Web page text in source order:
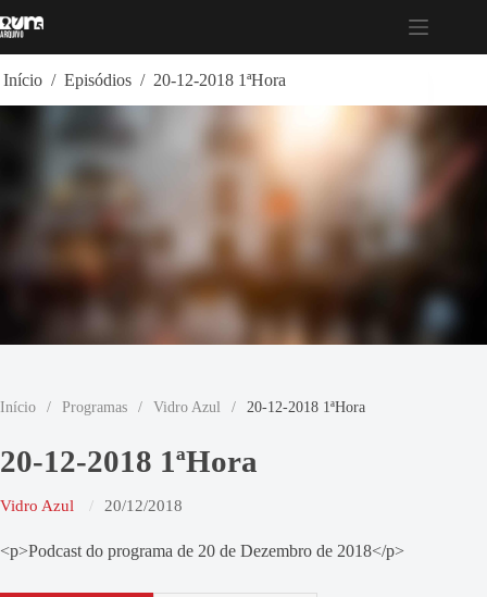
para
Início / Episódios / 20-12-2018 1ªHora
Início / Programas / Vidro Azul / 20-12-2018 1ªHora
20-12-2018 1ªHora
Vidro Azul 20/12/2018
<p>Podcast do programa de 20 de Dezembro de 2018</p>